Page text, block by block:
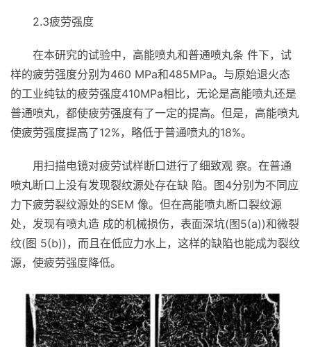
2.3疲劳强度
在本研究的试验中，高能喷丸和普通喷丸条 件下，试
样的疲劳强度分别为460 MPa和485MPa。与原始退火态
的工业纯钛的疲劳强度410MPa相比，无论是高能喷丸还是
普通喷丸，都使疲劳强度有了一定的提高。但是，高能喷丸
使疲劳强度提高了12%，略低于普通喷丸的18%。
用扫描电镜对疲劳试样断口进行了细致观 察。在普通
喷丸断口上没有发现裂纹源处存在缺 陷。图4分别为不同应
力下疲劳裂纹源处的SEM 像。但在高能喷丸断口裂纹源
处，发现有喷丸造 成的机械损伤，表面深坑(图5(a))和微裂
纹(图 5(b))，而且在低应力水上，这样的缺陷也能成为裂纹
源，使疲劳强度降低。